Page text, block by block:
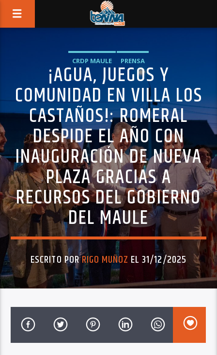
CRDP MAULE PRENSA
¡AGUA, JUEGOS Y
COMUNIDAD EN VILLA LOS
CASTAÑOS!: ROMERAL
DESPIDE EL AÑO CON
INAUGURACIÓN DE NUEVA
PLAZA GRACIAS A
RECURSOS DEL GOBIERNO
DEL MAULE
ESCRITO PORRIGO MUÑOZ EL 31/12/2025